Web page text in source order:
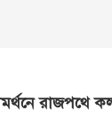
রাজপথে